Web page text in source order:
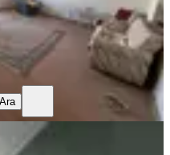
Ara
Kapalı Mutfak 150